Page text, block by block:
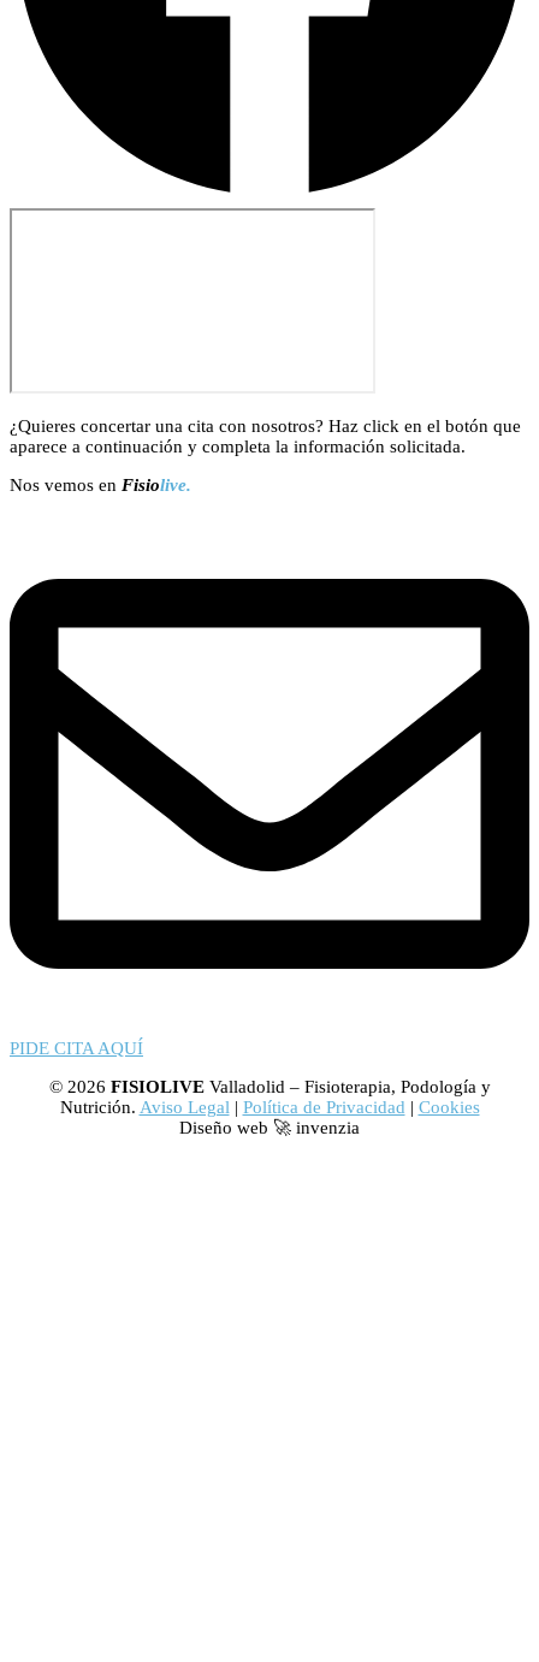
¿Quieres concertar una cita con nosotros? Haz click en el botón que
aparece a continuación y completa la información solicitada.
Nos vemos en Fisiolive.
PIDE CITA AQUÍ
© 2026 FISIOLIVEValladolid – Fisioterapia, Podología y
Nutrición. Aviso Legal | Política de Privacidad | Cookies
Diseño web 🚀 invenzia